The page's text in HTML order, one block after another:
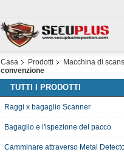
Casa Prodotti Macchina di
convenzione
TUTTI I PRODOTTI
Raggi x bagaglio Scanner
Bagaglio e l'ispezione del pacco
Camminare attraverso Metal